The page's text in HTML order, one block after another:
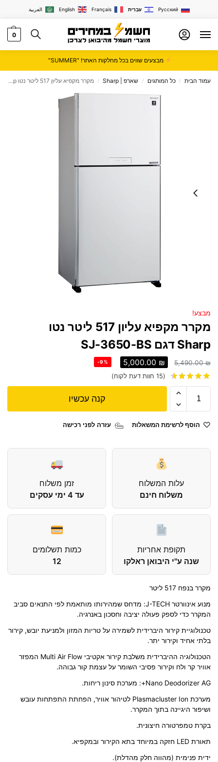
العربية English Français עִבְרִית Русский
0
מבצעים שווים בכל מחלקות האתר! "SUMMER"
עמוד הבית / כל המותגים / שארפ | Sharp / מקרר מקפיא עליון 517 ליטר נטו Sharp דגם SJ-3650-BS
מבצע!
מקרר מקפיא עליון 517 ליטר נטו
Sharp דגם SJ-3650-BS
5,490.00₪
5,000.00 ₪
-9%
(
15 חוות דעת לקוח)
קנה עכשיו
הוסף לרשימת המשאלות עזרה לפני רכישה
עלות המשלוח
משלוח חינם
זמן משלוח
עד 4 ימי עסקים
תקופת אחריות
שנה ע"י היבואן ראלקו
כמות תשלומים
12
מקרר בנפח 517 ליטר
מנוע אינוורטר J-TECH: מדחס שמהירותו מותאמת לפי התנאים סביב
המקרר כדי לספק פעולה יציבה וחסכון באנרגיה.
טכנולוגיית קירור היברידית לשמירה על טריות המזון ולמניעת יובש, קירור
בלתי אחיד וקירור יתר.
הטכנולוגיה ההיברידית משלבת קירור אקטיבי Multi Air Flow המפזר
אוויר קר ולח וקירור פסיבי השומר על עצמת קור גבוהה.
Nano Deodorizer AG+: מערכת סינון ריחות.
מערכת Plasmacluster Ion לטיהור אוויר, הפחתת התפתחות עובש
ושיפור היגיינה בתוך המקרר.
בקרת טמפרטורה חיצונית.
תאורת LED חזקה במיוחד בתא הקירור ובמקפיא.
ידית פנימית (מהווה חלק מהדלת).